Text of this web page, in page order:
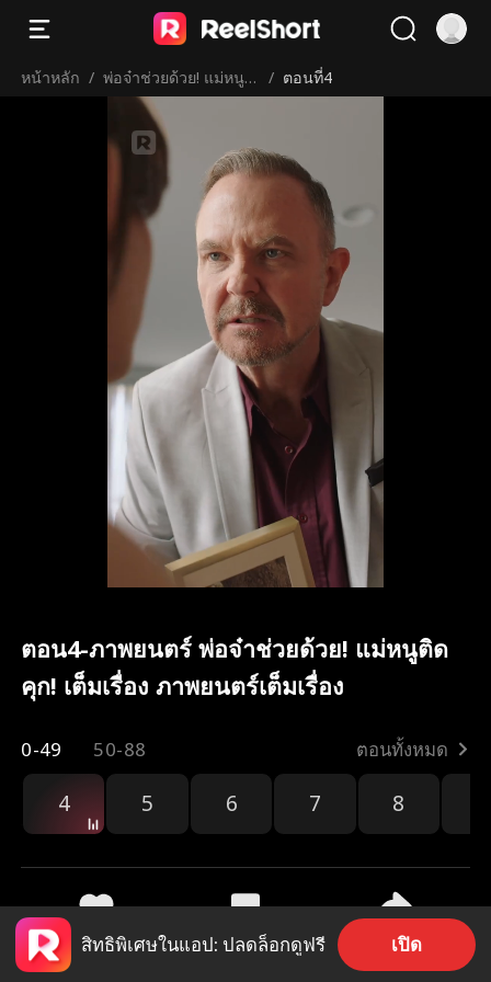
หน้าหลัก / พ่อจ๋าช่วยด้วย! แม่หนูติ
/ ตอนที่4
ตอน4-ภาพยนตร์ พ่อจ๋าช่วยด้วย! แม่หนูติด
คุก! เต็มเรื่อง ภาพยนตร์เต็มเรื่อง
0-49 50-88 ตอนทั้งหมด
4 5 6 7 8
173 9.5k แชร์
สิทธิพิเศษในแอป: ปลดล็อกดูฟรี เปิด